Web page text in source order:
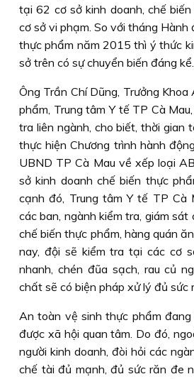
tại 62 cơ sở kinh doanh, chế
cơ sở vi phạm. So với tháng Hành
thực phẩm năm 2015 thì ý thức
sở trên có sự chuyển biến đáng kể.
Ông Trần Chí Dũng, Trưởng
phẩm, Trung tâm Y tế TP Cà
tra liên ngành, cho biết, thời gian
thực hiện Chương trình hành
UBND TP Cà Mau về xếp loại
sở kinh doanh chế biến thực
cạnh đó, Trung tâm Y tế TP Cà
các ban, ngành kiểm tra, giám sát
chế biến thực phẩm, hàng quán
nay, đội sẽ kiểm tra tại các cơ
nhanh, chén đũa sạch, rau củ
chất sẽ có biện pháp xử lý đủ sức
An toàn vệ sinh thực phẩm
được xã hội quan tâm. Do đó,
người kinh doanh, đòi hỏi các
chế tài đủ mạnh, đủ sức răn đe